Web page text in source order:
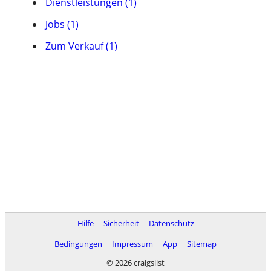
Jobs (1)
Zum Verkauf (1)
Hilfe Sicherheit
Datenschutz
Bedingungen
Impressum App
Sitemap
© 2026 craigslist